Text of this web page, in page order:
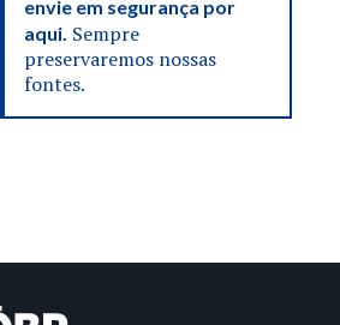
envie em segurança por
aqui. Sempre
preservaremos nossas
fontes.